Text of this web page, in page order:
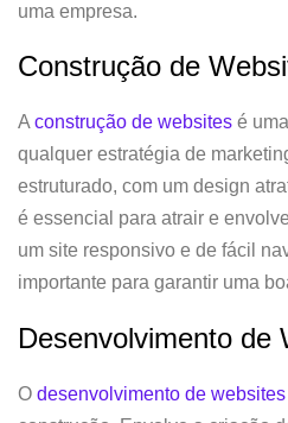
uma empresa.
Construção de
A construção de websites é
qualquer estratégia de
estruturado, com um design
é essencial para atrair e
um site responsivo e de fácil
importante para garantir uma
Desenvolvimento de
O desenvolvimento de websites